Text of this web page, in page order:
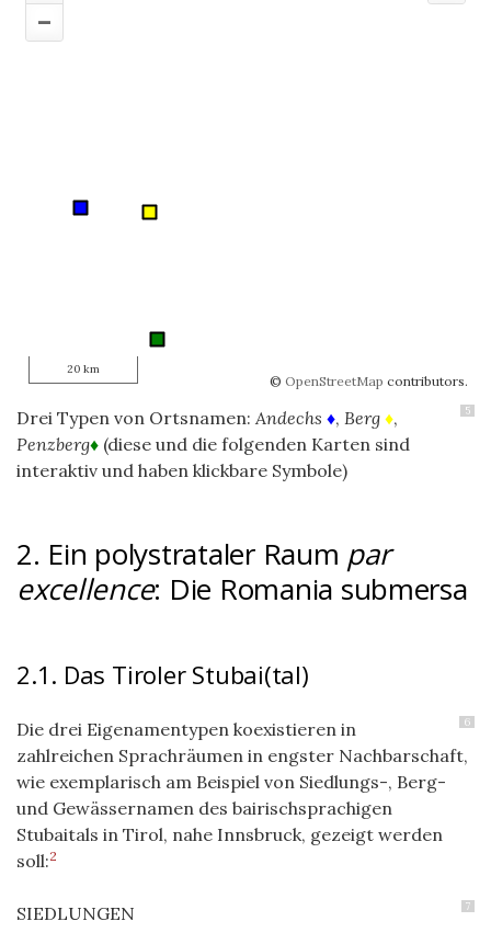
–
© OpenStreetMap contributors.
20 km
5
Drei Typen von Ortsnamen:Andechs ♦, Berg ♦,
Penzberg♦ (diese und die folgenden Karten sind
interaktiv und haben klickbare Symbole)
2. Ein polystrataler Raum par
excellence: Die Romania submersa
2.1. Das Tiroler Stubai(tal)
6
Die drei Eigenamentypen koexistieren in
zahlreichen Sprachräumen in engster Nachbarschaft,
wie exemplarisch am Beispiel von Siedlungs-, Berg-
und Gewässernamen des bairischsprachigen
Stubaitals in Tirol, nahe Innsbruck, gezeigt werden
soll:2
7
SIEDLUNGEN